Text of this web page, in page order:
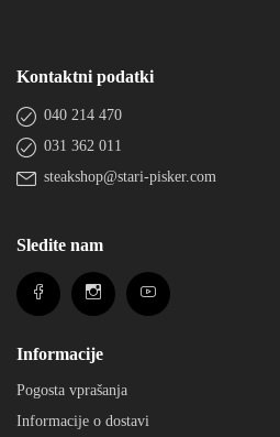
Kontaktni podatki
040 214 470
031 362 011
steakshop@stari-pisker.com
Sledite nam
Informacije
Pogosta vprašanja
Informacije o dostavi